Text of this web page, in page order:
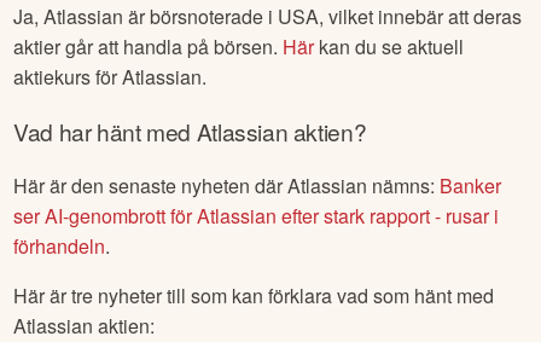
Ja,Atlassian är börsnoterade i USA, vilket innebär att deras
aktier går att handla på börsen. Härkan du se aktuell
aktiekurs förAtlassian.
Vad har hänt med Atlassianaktien?
Här är den senaste nyheten därAtlassian nämns: Banker
ser AI-genombrott för Atlassian efter stark rapport - rusar i
förhandeln.
Här är tre nyheter till som kan förklara vad som hänt med
Atlassian aktien: